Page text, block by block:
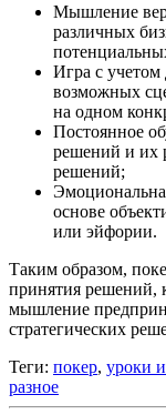
Мышление
различных
Игра с учетом
возможных
на одном
Постоянное
решений и их
решений;
основе
или эйфории.
Таким образом,
принятия решений,
мышление
стратегических
Теги: покер, уроки
разное